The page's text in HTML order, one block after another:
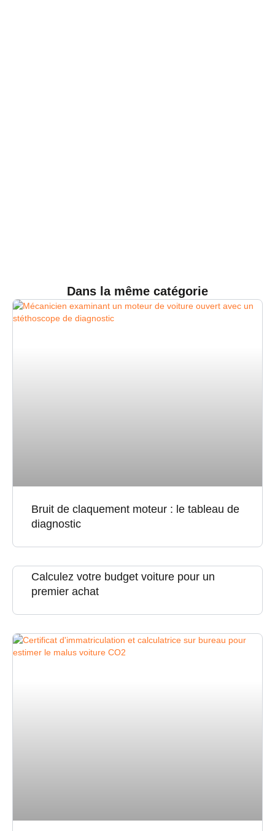
Dans la même catégorie
Bruit de claquement moteur : le tableau de
diagnostic
Calculez votre budget voiture pour un
premier achat